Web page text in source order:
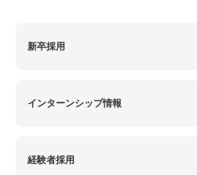
新卒採用
インターンシップ情報
経験者採用